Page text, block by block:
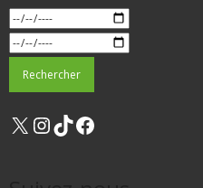
X Instagram
TikTok